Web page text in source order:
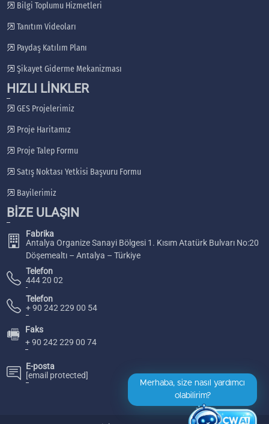
Bilgi Toplumu Hizmetleri
Tanıtım Videoları
Paydaş Katılım Planı
Şikayet Giderme Mekanizması
HIZLI LİNKLER
GES Projelerimiz
Proje Haritamız
Proje Talep Formu
Satış Noktası Yetkisi Başvuru Formu
Bayilerimiz
BİZE ULAŞIN
Fabrika
Antalya Organize Sanayi Bölgesi 1. Kısım Atatürk Bulvarı No:20
Döşemealtı – Antalya – Türkiye
Telefon
444 20 02
Telefon
+ 90 242 229 00 54
🖷
Faks
+ 90 242 229 00 74
E-posta
[email protected]
Merhaba, size nasıl yardımcı
olabilirim?